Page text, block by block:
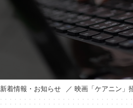
新着情報・お知らせ 映画「ケアニン」